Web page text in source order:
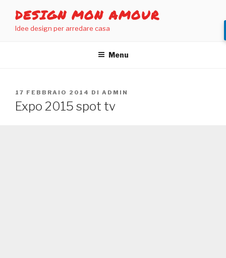
contenuto
DESIGN MON AMOUR
Idee design per arredare casa
Menu
PUBBLICATO
IL
17 FEBBRAIO 2014 DI ADMIN
Expo 2015 spot tv